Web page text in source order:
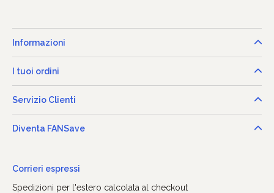
Informazioni
I tuoi ordini
Servizio Clienti
Diventa FANSave
Corrieri espressi
Spedizioni per l'estero calcolata al checkout